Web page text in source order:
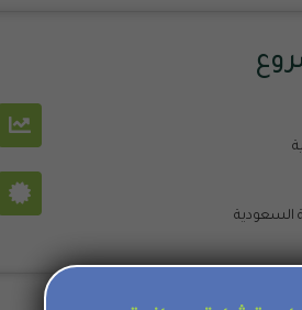
السعودية